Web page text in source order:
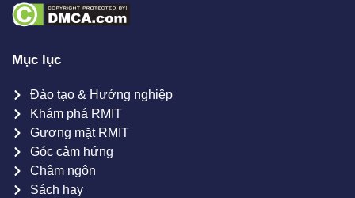
Mục lục
Đào tạo & Hướng nghiệp
Khám phá RMIT
Gương mặt RMIT
Góc cảm hứng
Châm ngôn
Sách hay